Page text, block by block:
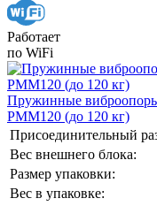
Работает
по WiFi
Пружинные
PMM120 (до 120 кг)
Присоединительный
Вес внешнего блока:
Размер упаковки:
Вес в упаковке: